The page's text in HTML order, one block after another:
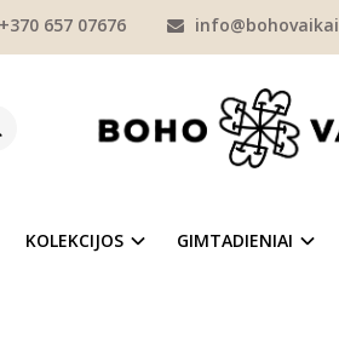
657 07676
KOLEKCIJOS GIMTADIENIAI